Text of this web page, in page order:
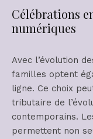
Célébrations
numériques
Avec l’évolution
familles optent
ligne. Ce choix
tributaire de
contemporains.
permettent non